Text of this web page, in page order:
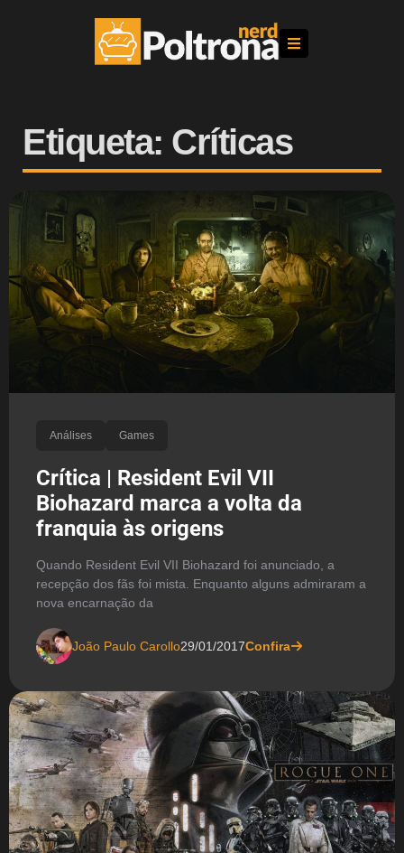
Etiqueta: Críticas
Análises Games
Crítica | Resident Evil VII
Biohazard marca a volta da
franquia às origens
Quando Resident Evil VII Biohazard foi anunciado, a
recepção dos fãs foi mista. Enquanto alguns admiraram a
nova encarnação da
João Paulo Carollo29/01/2017Confira